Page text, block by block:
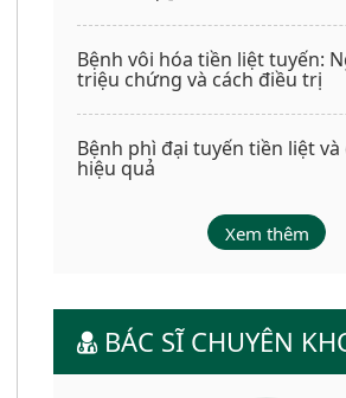
Bệnh vôi hóa tiền liệt tuyến:
triệu chứng và cách điều trị
Bệnh phì đại tuyến tiền liệt
hiệu quả
Xem thêm
BÁC SĨ CHUYÊN